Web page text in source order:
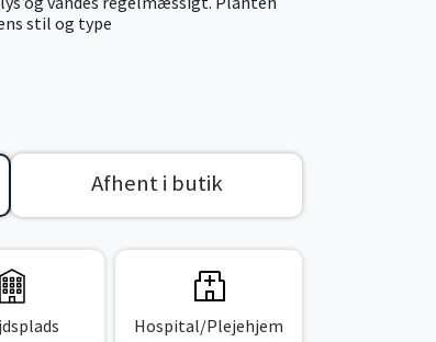
stil og type
Afhent i butik
Hospital/Plejehjem